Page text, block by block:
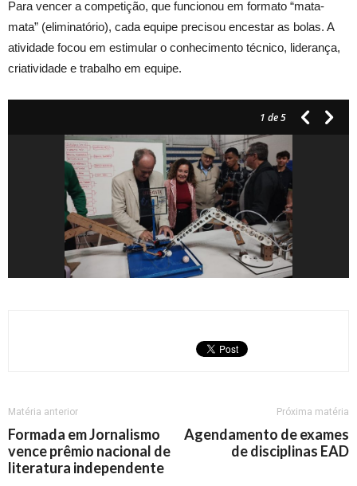
Para vencer a competição, que funcionou em formato “mata-
mata” (eliminatório), cada equipe precisou encestar as bolas. A
atividade focou em estimular o conhecimento técnico, liderança,
criatividade e trabalho em equipe.
1 de 5
Matéria anterior
Formada em Jornalismo
vence prêmio nacional de
literatura independente
Próxima matéria
Agendamento de exames
de disciplinas EAD